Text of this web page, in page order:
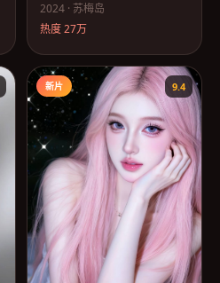
2024 · 苏梅岛
热度27万
新片 9.4